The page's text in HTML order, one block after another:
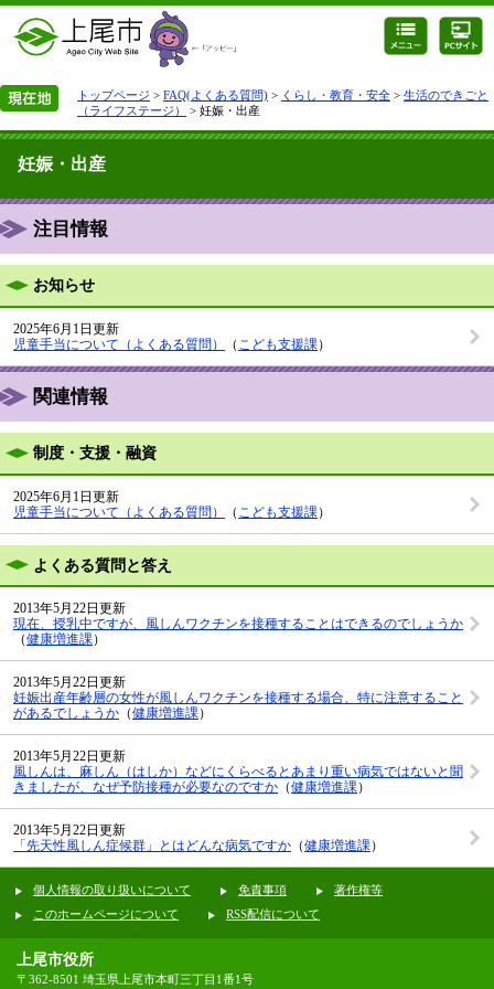
トップページ > FAQ(よくある質問) > くらし・教育・安全 > 生活のできごと
（ライフステージ）
> 妊娠・出産
妊娠・出産
注目情報
お知らせ
2025年6月1日更新
児童手当について（よくある質問）
（ こども支援課 ）
関連情報
制度・支援・融資
2025年6月1日更新
児童手当について（よくある質問）
（ こども支援課 ）
よくある質問と答え
2013年5月22日更新
現在、授乳中ですが、風しんワクチンを接種することはできるのでしょうか
（健康増進課）
2013年5月22日更新
妊娠出産年齢層の女性が風しんワクチンを接種する場合、特に注意すること
があるでしょうか （健康増進課）
2013年5月22日更新
風しんは、麻しん（はしか）などにくらべるとあまり重い病気ではないと聞
きましたが、なぜ予防接種が必要なのですか （健康増進課）
2013年5月22日更新
「先天性風しん症候群」とはどんな病気ですか （健康増進課）
個人情報の取り扱いについて 免責事項
著作権等
このホームページについて
RSS配信について
上尾市役所
〒362-8501 埼玉県上尾市本町三丁目1番1号